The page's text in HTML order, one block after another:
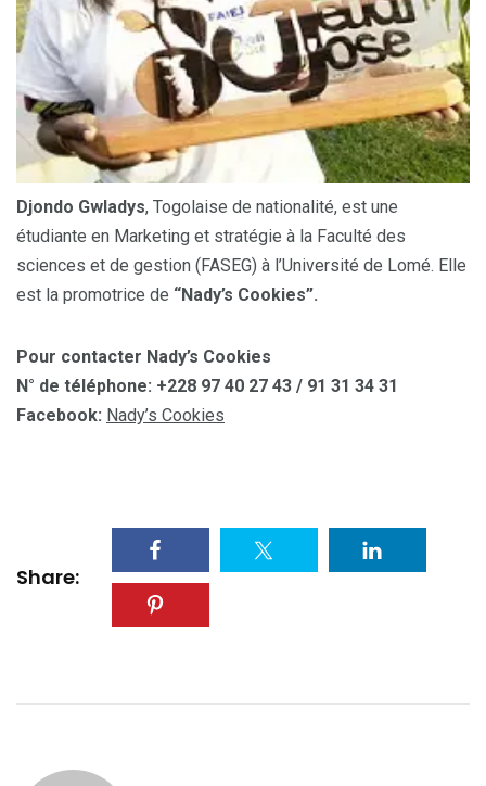
Djondo Gwladys, Togolaise de nationalité, est une
étudiante en Marketing et stratégie à la Faculté des
sciences et de gestion (FASEG) à l’Université de Lomé. Elle
est la promotrice de “Nady’s Cookies”.
Pour contacter Nady’s Cookies
N° de téléphone: +228 97 40 27 43 / 91 31 34 31
Facebook: Nady’s Cookies
Share: